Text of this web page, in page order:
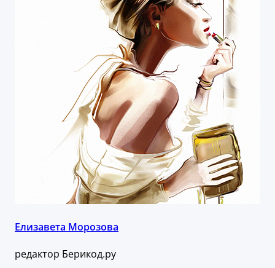
Елизавета Морозова
редактор Берикод.ру